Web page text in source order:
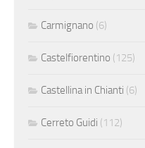
Carmignano (6)
Castelfiorentino (125)
Castellina in Chianti (6)
Cerreto Guidi (112)